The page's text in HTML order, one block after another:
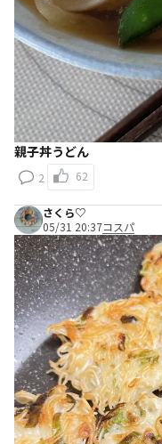
親子丼うどん
2 62
さくら♡
05/31 20:37コスパ